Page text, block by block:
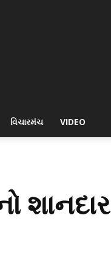
વિચારમંચ VIDEO
શાનદાર